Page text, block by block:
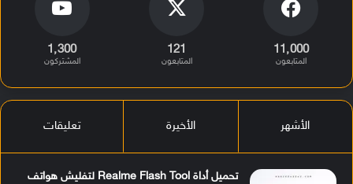
11٬000
المتابعون
121
المتابعون
1٬300
المشتركون
الأشهر الأخيرة تعليقات
تحميل أداة Realme Flash Tool لتفليش هواتف